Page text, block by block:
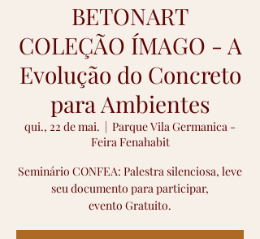
BETONART
COLEÇÃO ÍMAGO - A
Evolução do Concreto
para Ambientes
qui., 22 de mai.
  |
Parque Vila Germanica -
Feira Fenahabit
Seminário CONFEA: Palestra silenciosa, leve
seu documento para participar,
evento Gratuito.